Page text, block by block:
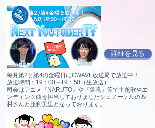
詳細を見る
毎月第2と第4の金曜日にCWAVE放送局で放送中！
放送時間：19：00～19：50（生放送）
司会はアニメ『NARUTO』や『銀魂』等で主題歌やエ
ンディング曲を担当しておりましたシュノーケルの西
村さんと亜利美里となっております。